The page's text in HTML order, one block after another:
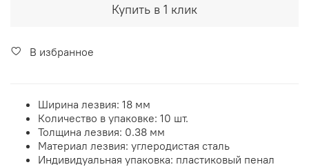
Купить в 1 клик
В избранное
Ширина лезвия: 18 мм
Количество в упаковке: 10 шт.
Толщина лезвия: 0.38 мм
Материал лезвия: углеродистая сталь
Индивидуальная упаковка: пластиковый пенал